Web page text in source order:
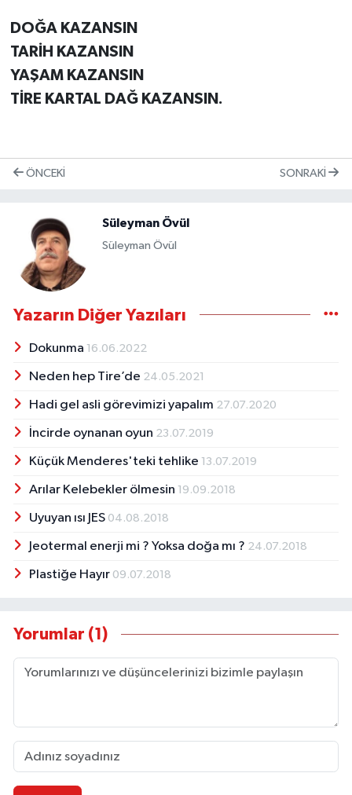
DOĞA KAZANSIN
TARİH KAZANSIN
YAŞAM KAZANSIN
TİRE KARTAL DAĞ KAZANSIN.
ÖNCEKI SONRAKI
Süleyman Övül
Süleyman Övül
Yazarın Diğer Yazıları
Dokunma 16.06.2022
Neden hep Tire’de 24.05.2021
Hadi gel asli görevimizi yapalım 27.07.2020
İncirde oynanan oyun 23.07.2019
Küçük Menderes'teki tehlike 13.07.2019
Arılar Kelebekler ölmesin 19.09.2018
Uyuyan ısı JES 04.08.2018
Jeotermal enerji mi ? Yoksa doğa mı ? 24.07.2018
Plastiğe Hayır 09.07.2018
Yorumlar (1)